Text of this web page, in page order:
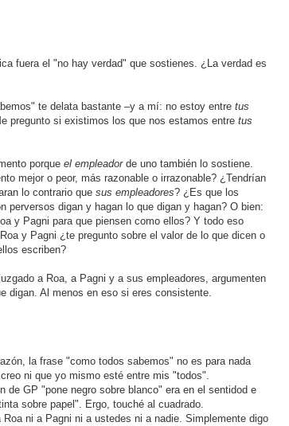
fuera el "no hay verdad" que sostienes. ¿La verdad es
te delata bastante –y a mí: no estoy entre tus
pregunto si existimos los que nos estamos entre tus
porque el empleadorde uno también lo sostiene.
mejor o peor, más razonable o irrazonable? ¿Tendrían
lo contrario que sus empleadores? ¿Es que los
perversos digan y hagan lo que digan y hagan? O bien:
y Pagni para que piensen como ellos? Y todo eso
y Pagni ¿te pregunto sobre el valor de lo que dicen o
escriben?
a Roa, a Pagni y a sus empleadores, argumenten
digan. Al menos en eso si eres consistente.
la frase "como todos sabemos" no es para nada
ni que yo mismo esté entre mis "todos".
de GP "pone negro sobre blanco" era en el sentidod e
sobre papel". Ergo, touché al cuadrado.
ni a Pagni ni a ustedes ni a nadie. Simplemente digo